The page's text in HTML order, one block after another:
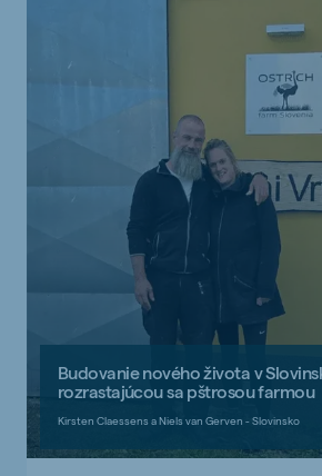
Budovanie nového života v
rozrastajúcou sa pštrosou farmou
Kirsten Claessens a Niels van Gerven - Slovinsko